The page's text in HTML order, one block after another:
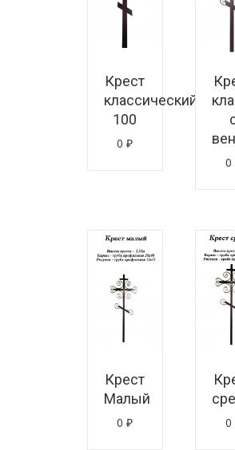
Крест
классический
100
0₽
0
Крест
Малый
0₽
Узнать цену
0